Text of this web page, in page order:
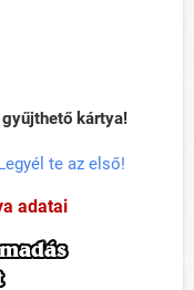
kártya!
te az első!
adatai